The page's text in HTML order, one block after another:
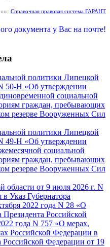
Справочная правовая система ГАРАНТ
политики Липецкой
50-Н «Об утверждении
социальной
граждан, пребывающих
резерве Вооруженных Сил
политики Липецкой
49-Н «Об утверждении
социальной
граждан, пребывающих
резерве Вооруженных Сил
области от 9 июля 2026 г. N
Указ Губернатора
2022 года N 28 «О
Президента Российской
года N 757 «О мерах,
Российской Федерации в
Российской Федерации от 19